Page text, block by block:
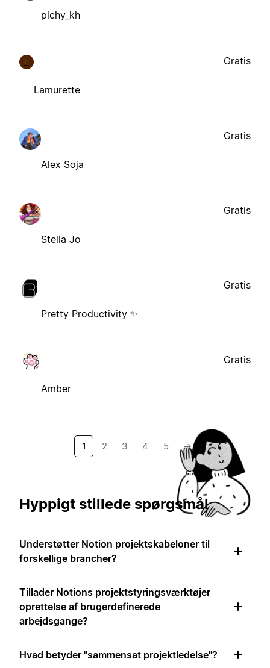
pichy_kh
L
Lamurette
Gratis
Alex Soja
Gratis
Stella Jo
Gratis
Pretty Productivity ✨
Gratis
Amber
Gratis
1 2 3 4 5 →
Hyppigt stillede spørgsmål
Understøtter Notion projektskabeloner til
forskellige brancher?
Tillader Notions projektstyringsværktøjer
oprettelse af brugerdefinerede
arbejdsgange?
Hvad betyder "sammensat projektledelse"?